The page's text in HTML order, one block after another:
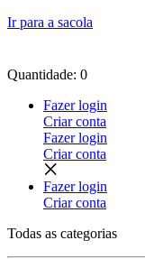
Ir para a sacola
Quantidade: 0
Fazer login
Criar conta
Fazer login
Criar conta
Fazer login
Criar conta
Todas as categorias